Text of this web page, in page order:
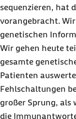
sequenzieren, hat
vorangebracht.
genetischen
Wir gehen heute
gesamte
Patienten
Fehlschaltungen
großer Sprung, als
die